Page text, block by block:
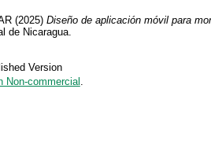
(2025) Diseño de aplicación móvil para
de Nicaragua.
Version
Non-commercial